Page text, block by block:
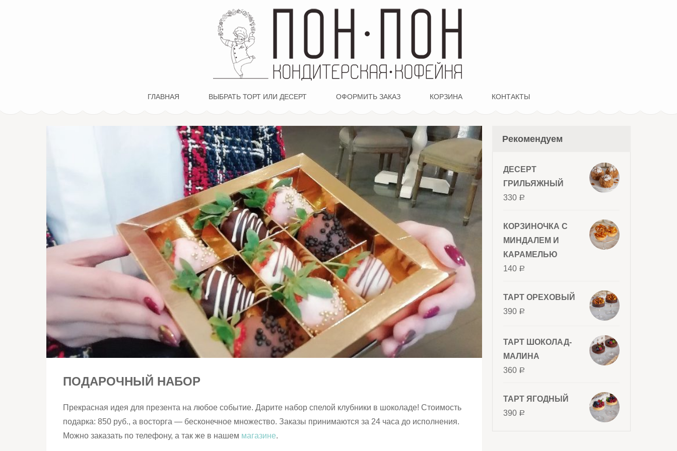
ПОН-ПОН
ГЛАВНАЯ ВЫБРАТЬ ТОРТ ИЛИ ДЕСЕРТ ОФОРМИТЬ ЗАКАЗ КОРЗИНА КОНТАКТЫ
ПОДАРОЧНЫЙ НАБОР
Прекрасная идея для презента на любое событие. Дарите набор спелой клубники в шоколаде! Стоимость
подарка: 850 руб., а восторга — бесконечное множество. Заказы принимаются за 24 часа до исполнения.
Можно заказать по телефону, а так же в нашем магазине.
Рекомендуем
ДЕСЕРТ
ГРИЛЬЯЖНЫЙ
330 Р
КОРЗИНОЧКА С
МИНДАЛЕМ И
КАРАМЕЛЬЮ
140 Р
ТАРТ ОРЕХОВЫЙ
390 Р
ТАРТ ШОКОЛАД-
МАЛИНА
360 Р
ТАРТ ЯГОДНЫЙ
390 Р